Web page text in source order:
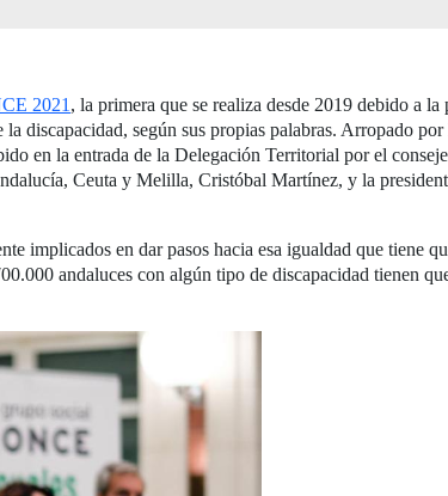
2021 , la primera que se realiza desde 2019 debido a la
discapacidad, según sus propias palabras. Arropado por
en la entrada de la Delegación Territorial por el
Ceuta y Melilla, Cristóbal Martínez, y la
implicados en dar pasos hacia esa igualdad que tiene
andaluces con algún tipo de discapacidad tienen